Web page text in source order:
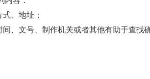
、地址；
文号、制作机关或者其他有助于查找